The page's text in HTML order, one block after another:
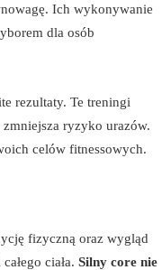
Ich wykonywanie
dla osób
rezultaty. Te treningi
ryzyko urazów.
celów fitnessowych.
fizyczną oraz wygląd
ciała. Silny core nie